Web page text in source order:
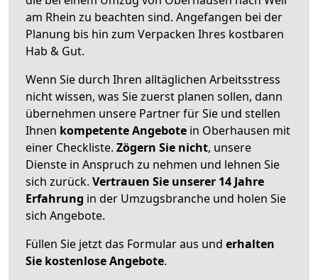
am Rhein zu beachten sind. Angefangen bei der
Planung bis hin zum Verpacken Ihres kostbaren
Hab & Gut.
Wenn Sie durch Ihren alltäglichen Arbeitsstress
nicht wissen, was Sie zuerst planen sollen, dann
übernehmen unsere Partner für Sie und stellen
Ihnen kompetente Angebote in Oberhausen mit
einer Checkliste. Zögern Sie nicht, unsere
Dienste in Anspruch zu nehmen und lehnen Sie
sich zurück. Vertrauen Sie unserer 14 Jahre
Erfahrung in der Umzugsbranche und holen Sie
sich Angebote.
Füllen Sie jetzt das Formular aus und erhalten
Sie kostenlose Angebote.